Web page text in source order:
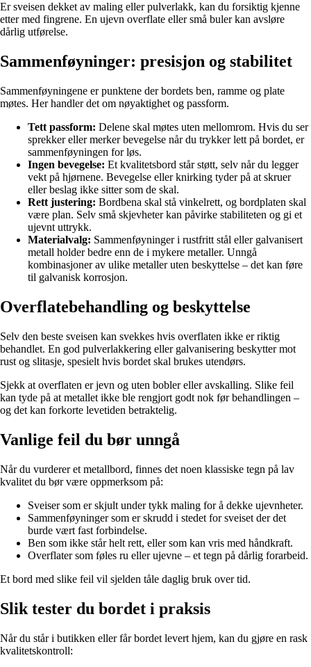
Er sveisen dekket av maling eller pulverlakk, kan du forsiktig kjenne
etter med fingrene. En ujevn overflate eller små buler kan avsløre
dårlig utførelse.
Sammenføyninger: presisjon og stabilitet
Sammenføyningene er punktene der bordets ben, ramme og plate
møtes. Her handler det om nøyaktighet og passform.
Tett passform: Delene skal møtes uten mellomrom. Hvis du ser
sprekker eller merker bevegelse når du trykker lett på bordet, er
sammenføyningen for løs.
Ingen bevegelse: Et kvalitetsbord står støtt, selv når du legger
vekt på hjørnene. Bevegelse eller knirking tyder på at skruer
eller beslag ikke sitter som de skal.
Rett justering: Bordbena skal stå vinkelrett, og bordplaten skal
være plan. Selv små skjevheter kan påvirke stabiliteten og gi et
ujevnt uttrykk.
Materialvalg: Sammenføyninger i rustfritt stål eller galvanisert
metall holder bedre enn de i mykere metaller. Unngå
kombinasjoner av ulike metaller uten beskyttelse – det kan føre
til galvanisk korrosjon.
Overflatebehandling og beskyttelse
Selv den beste sveisen kan svekkes hvis overflaten ikke er riktig
behandlet. En god pulverlakkering eller galvanisering beskytter mot
rust og slitasje, spesielt hvis bordet skal brukes utendørs.
Sjekk at overflaten er jevn og uten bobler eller avskalling. Slike feil
kan tyde på at metallet ikke ble rengjort godt nok før behandlingen –
og det kan forkorte levetiden betraktelig.
Vanlige feil du bør unngå
Når du vurderer et metallbord, finnes det noen klassiske tegn på lav
kvalitet du bør være oppmerksom på:
Sveiser som er skjult under tykk maling for å dekke ujevnheter.
Sammenføyninger som er skrudd i stedet for sveiset der det
burde vært fast forbindelse.
Ben som ikke står helt rett, eller som kan vris med håndkraft.
Overflater som føles ru eller ujevne – et tegn på dårlig forarbeid.
Et bord med slike feil vil sjelden tåle daglig bruk over tid.
Slik tester du bordet i praksis
Når du står i butikken eller får bordet levert hjem, kan du gjøre en rask
kvalitetskontroll: